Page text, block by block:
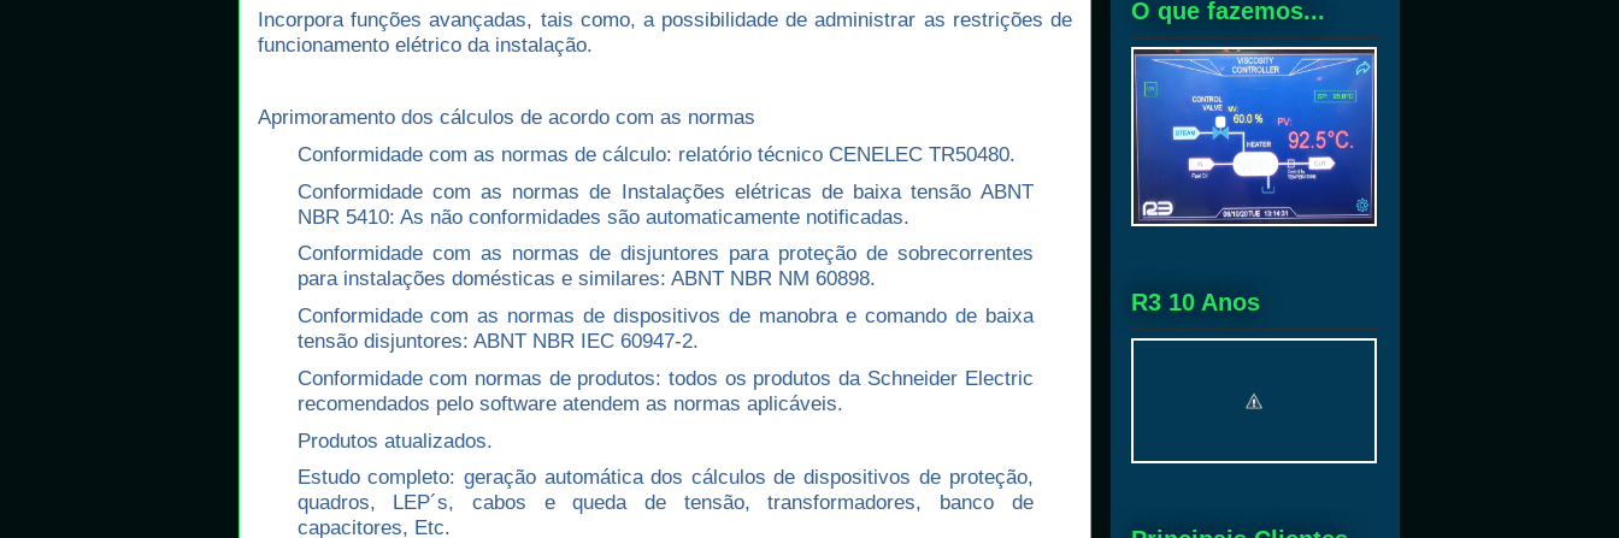
Incorpora funções avançadas, tais como, a possibilidade de administrar as restrições de
funcionamento elétrico da instalação.
Aprimoramento dos cálculos de acordo com as normas
Conformidade com as normas de cálculo: relatório técnico CENELEC TR50480.
Conformidade com as normas de Instalações elétricas de baixa tensão ABNT
NBR 5410: As não conformidades são automaticamente notificadas.
Conformidade com as normas de disjuntores para proteção de sobrecorrentes
para instalações domésticas e similares: ABNT NBR NM 60898.
Conformidade com as normas de dispositivos de manobra e comando de baixa
tensão disjuntores: ABNT NBR IEC 60947-2.
Conformidade com normas de produtos: todos os produtos da Schneider Electric
recomendados pelo software atendem as normas aplicáveis.
Produtos atualizados.
Estudo completo: geração automática dos cálculos de dispositivos de proteção,
quadros, LEP´s, cabos e queda de tensão, transformadores, banco de
capacitores, Etc.
O que fazemos...
R3 10 Anos